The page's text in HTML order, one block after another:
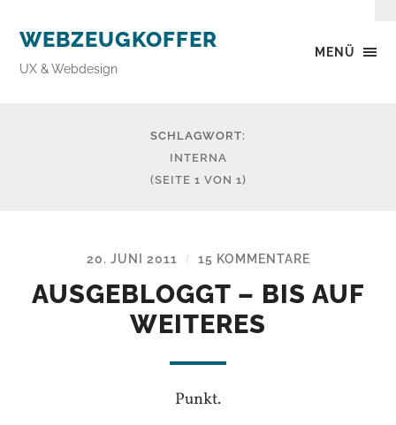
MENÜ
WEBZEUGKOFFER
UX & Webdesign
SCHLAGWORT:
INTERNA
(SEITE 1 VON 1)
20. JUNI 2011 / 15 KOMMENTARE
AUSGEBLOGGT – BIS AUF
WEITERES
Punkt.